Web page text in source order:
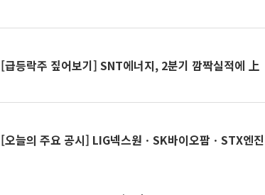
[급등락주 짚어보기] SNT에너지, 2분기 깜짝실적에 上
[오늘의 주요 공시] LIG넥스원ㆍSK바이오팜ㆍSTX엔